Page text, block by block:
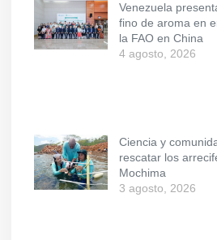
Venezuela
fino de aroma en
la FAO en China
4 agosto, 2026
Ciencia y
rescatar los
Mochima
3 agosto, 2026